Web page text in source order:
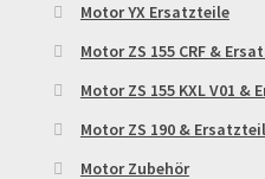
Motor YX Ersatzteile
Motor ZS 155 CRF &
Motor ZS 155 KXL V01
Motor ZS 190 &
Motor Zubehör